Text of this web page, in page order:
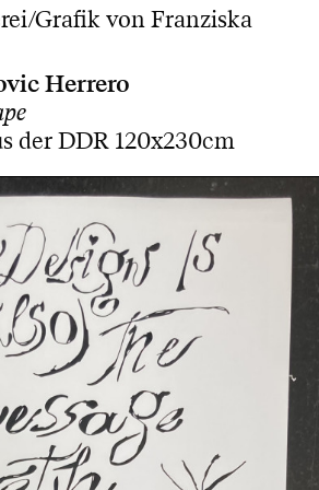
Grafik von Franziska
Herrero
der DDR 120x230cm